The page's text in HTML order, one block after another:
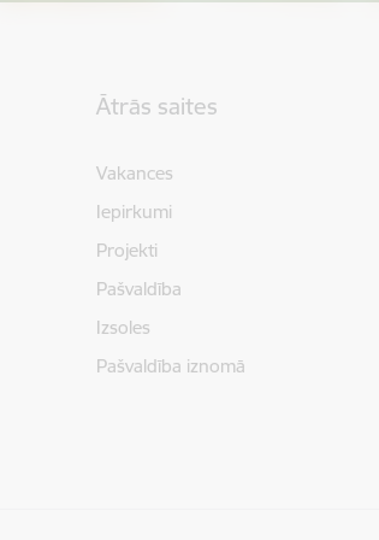
Ātrās saites
Vakances
Iepirkumi
Projekti
Pašvaldība
Izsoles
Pašvaldība iznomā